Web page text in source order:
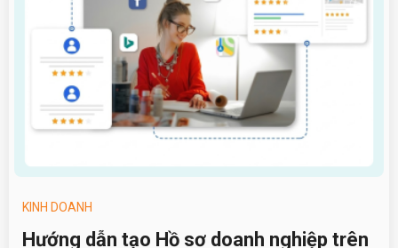
KINH DOANH
Hướng dẫn tạo Hồ sơ doanh nghiệp trên